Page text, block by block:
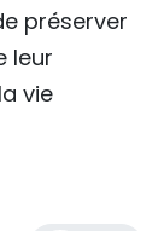
préserver
leur
vie